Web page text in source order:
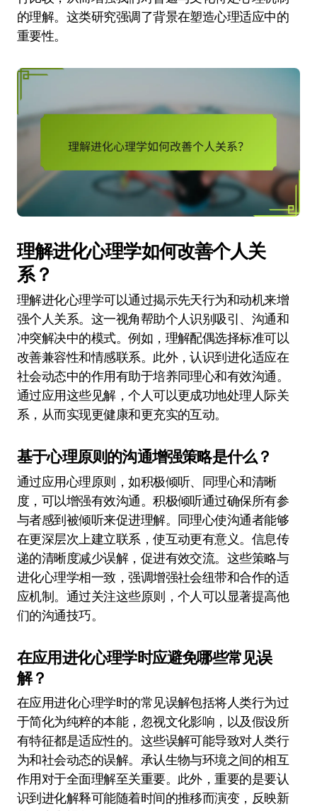
的理解。这类研究强调了背景在塑造心理适应中的
重要性。
理解进化心理学如何改善个人关
系？
理解进化心理学可以通过揭示先天行为和动机来增
强个人关系。这一视角帮助个人识别吸引、沟通和
冲突解决中的模式。例如，理解配偶选择标准可以
改善兼容性和情感联系。此外，认识到进化适应在
社会动态中的作用有助于培养同理心和有效沟通。
通过应用这些见解，个人可以更成功地处理人际关
系，从而实现更健康和更充实的互动。
基于心理原则的沟通增强策略是什么？
通过应用心理原则，如积极倾听、同理心和清晰
度，可以增强有效沟通。积极倾听通过确保所有参
与者感到被倾听来促进理解。同理心使沟通者能够
在更深层次上建立联系，使互动更有意义。信息传
递的清晰度减少误解，促进有效交流。这些策略与
进化心理学相一致，强调增强社会纽带和合作的适
应机制。通过关注这些原则，个人可以显著提高他
们的沟通技巧。
在应用进化心理学时应避免哪些常见误
解？
在应用进化心理学时的常见误解包括将人类行为过
于简化为纯粹的本能，忽视文化影响，以及假设所
有特征都是适应性的。这些误解可能导致对人类行
为和社会动态的误解。承认生物与环境之间的相互
作用对于全面理解至关重要。此外，重要的是要认
识到进化解释可能随着时间的推移而演变，反映新